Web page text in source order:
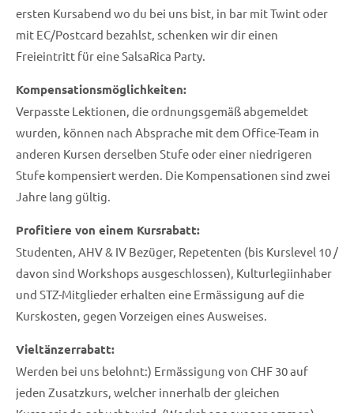
ersten Kursabend wo du bei uns bist, in bar mit Twint oder
mit EC/Postcard bezahlst, schenken wir dir einen
Freieintritt für eine SalsaRica Party.
Kompensationsmöglichkeiten:
Verpasste Lektionen, die ordnungsgemäß abgemeldet
wurden, können nach Absprache mit dem Office-Team in
anderen Kursen derselben Stufe oder einer niedrigeren
Stufe kompensiert werden. Die Kompensationen sind zwei
Jahre lang gültig.
Profitiere von einem Kursrabatt:
Studenten, AHV & IV Bezüger, Repetenten (bis Kurslevel 10 /
davon sind Workshops ausgeschlossen), Kulturlegiinhaber
und STZ-Mitglieder erhalten eine Ermässigung auf die
Kurskosten, gegen Vorzeigen eines Ausweises.
Vieltänzerrabatt:
Werden bei uns belohnt:) Ermässigung von CHF 30 auf
jeden Zusatzkurs, welcher innerhalb der gleichen